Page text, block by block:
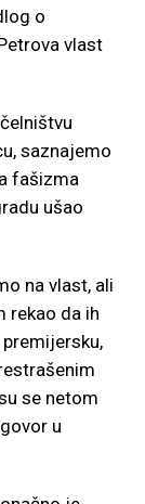
o
vlast
saznajemo
fašizma
ušao
na vlast, ali
rekao da ih
se netom
u